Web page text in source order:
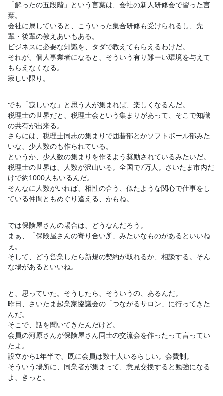
「解ったの五段階」という言葉は、会社の新人研修会で習った言
葉。
会社に属していると、こういった集合研修も受けられるし、先
輩・ 後輩の教えあいもある。
ビジネスに必要な知識を、タダで教えてもらえるわけだ。
それが、個人事業者になると、そういう有り難ーい環境を与えて
も らえなくなる。
寂しい限り。
でも「寂しいな」と思う人が集まれば、楽しくなるんだ。
税理士の世界だと、税理士会という集まりがあって、そこで知識
の共有が出来る。
さらには、税理士同志の集まりで囲碁部とかソフトボール部みた
いな、少人数のも作られている。
というか、少人数の集まりを作るよう奨励されているみたいだ。
税理士の世界は、人数が沢山いる。全国で7万人。さいたま市内だ
けで約1000人もいるんだ。
そんなに人数がいれば、相性の合う、似たような関心で仕事をし
ている仲間ともめぐり逢える、かもね。
では保険屋さんの場合は、どうなんだろう。
まぁ、「保険屋さんの寄り合い所」みたいなものがあるといいね
ぇ 。
そして、どう営業したら新規の契約が取れるか、相談する。そん
な場があるといいね。
と、思っていた。そうしたら、そういうの、あるんだ。
昨日、さいたま起業家協議会の「つながるサロン」に行ってきた
んだ。
そこで、話を聞いてきたんだけど。
会員の河原さんが保険屋さん同士の交流会を作ったって言ってい
たよ。
設立から1年半で、既に会員は数十人いるらしい。会費制。
そういう場所に、同業者が集まって、意見交換すると勉強になる
よ 、きっと。